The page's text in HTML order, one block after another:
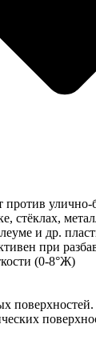
улично-
стёклах,
и др.
при
(0-8°Ж)